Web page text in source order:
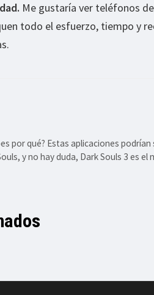
Me gustaría ver teléfonos
todo el esfuerzo, tiempo y
por qué? Estas aplicaciones
y no hay duda, Dark Souls 3 es el